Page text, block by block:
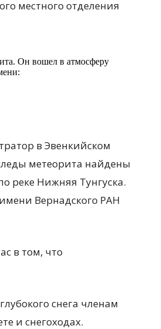
местного отделения
Он вошел в атмосферу
в Эвенкийском
метеорита найдены
реке Нижняя Тунгуска.
Вернадского РАН
в том, что
снега членам
и снегоходах.